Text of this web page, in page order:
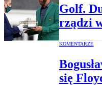
Golf.
rządzi
KOMENTARZE
się